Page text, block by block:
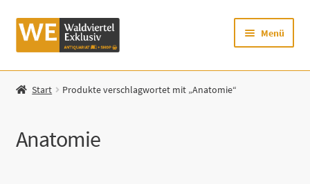
Zur
Navigation
Zum
Inhalt
Menü
Startseite
Mein Konto
Start Produkte verschlagwortet mit „Anatomie“
Anatomie